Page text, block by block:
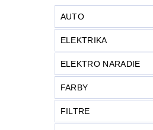
AUTO
ELEKTRIKA
ELEKTRO NARADIE
FARBY
FILTRE